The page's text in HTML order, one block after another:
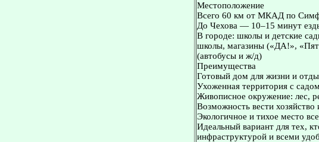
Местоположение
Всего 60 км от МКАД по
До Чехова — 10–15 минут
В городе: школы и детские
школы, магазины («ДА!»,
(автобусы и ж/д)
Преимущества
Готовый дом для жизни и
Ухоженная территория с
Живописное окружение: лес,
Возможность вести хозяйство
Экологичное и тихое место
Идеальный вариант для тех,
инфраструктурой и всеми